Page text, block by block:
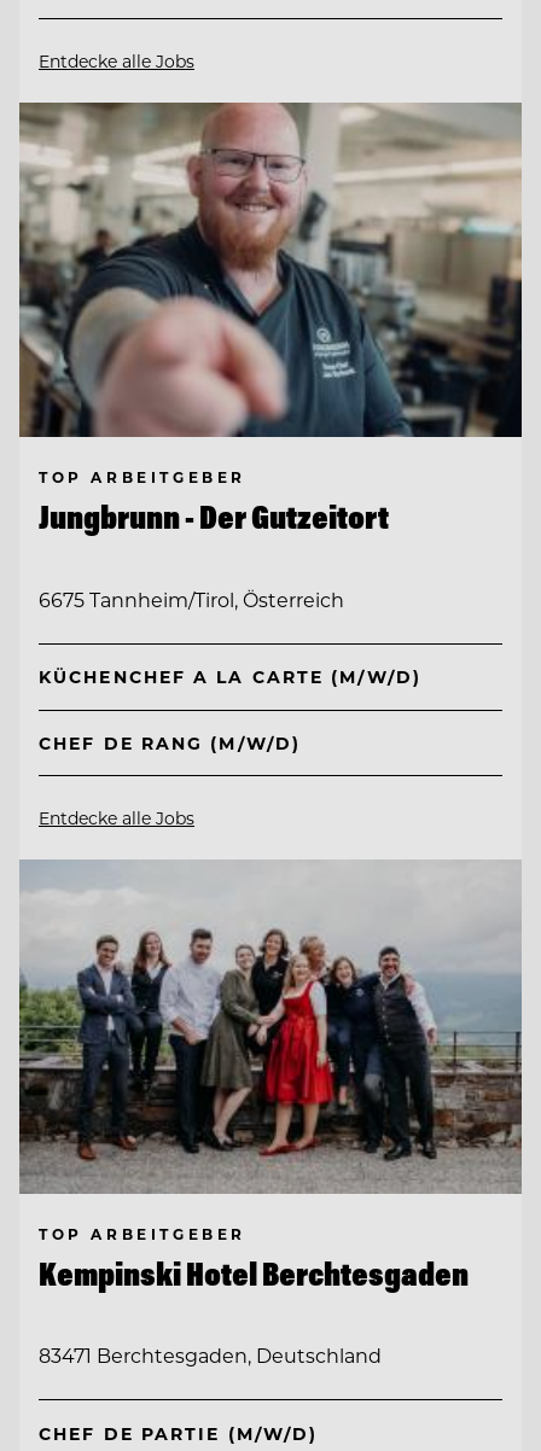
Entdecke alle Jobs
TOP ARBEITGEBER
Jungbrunn - Der Gutzeitort
6675 Tannheim/Tirol, Österreich
KÜCHENCHEF A LA CARTE (M/W/D)
CHEF DE RANG (M/W/D)
Entdecke alle Jobs
TOP ARBEITGEBER
Kempinski Hotel Berchtesgaden
83471 Berchtesgaden, Deutschland
CHEF DE PARTIE (M/W/D)